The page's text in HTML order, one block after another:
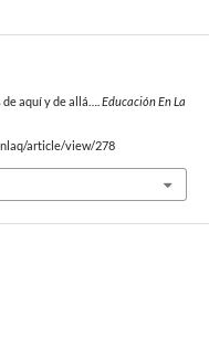
aquí y de allá…. Educación En La
article/view/278